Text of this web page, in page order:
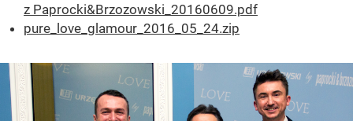
z Paprocki&Brzozowski_20160609.pdf
pure_love_glamour_2016_05_24.zip